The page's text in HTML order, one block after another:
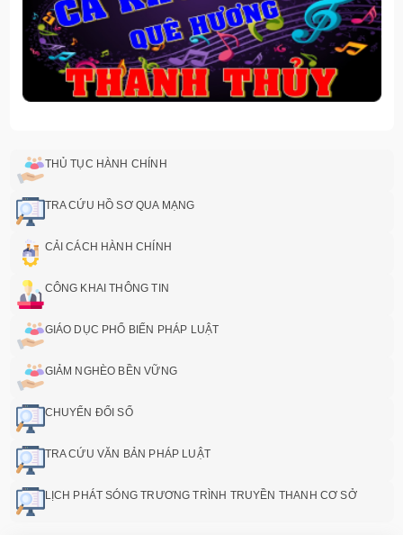
THỦ TỤC HÀNH CHÍNH
TRA CỨU HỒ SƠ QUA MẠNG
CẢI CÁCH HÀNH CHÍNH
CÔNG KHAI THÔNG TIN
GIÁO DỤC PHỔ BIẾN PHÁP LUẬT
GIẢM NGHÈO BỀN VỮNG
CHUYỂN ĐỔI SỐ
TRA CỨU VĂN BẢN PHÁP LUẬT
LỊCH PHÁT SÓNG TRƯƠNG TRÌNH TRUYỀN THANH CƠ SỞ